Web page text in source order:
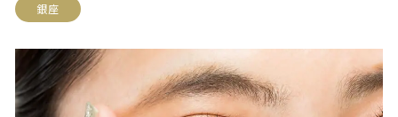
銀座